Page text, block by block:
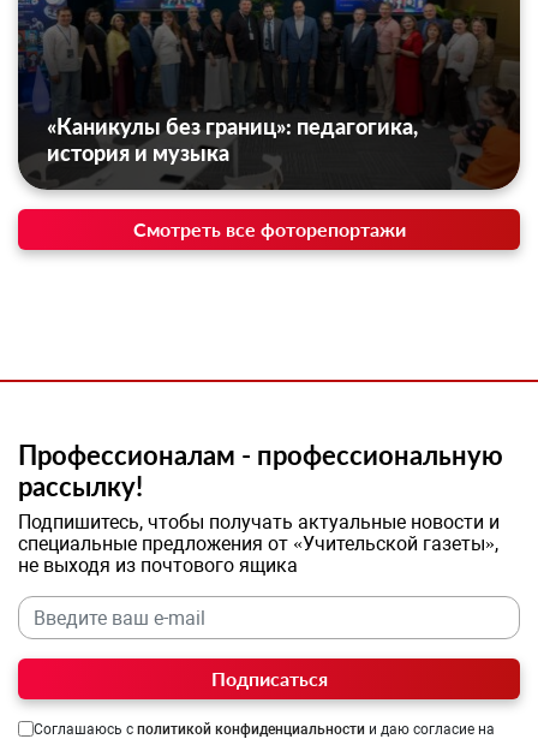
«Каникулы без границ»: педагогика,
история и музыка
Смотреть все фоторепортажи
Профессионалам - профессиональную
рассылку!
Подпишитесь, чтобы получать актуальные новости и
специальные предложения от «Учительской газеты»,
не выходя из почтового ящика
Подписаться
Соглашаюсь с политикой конфиденциальности и даю согласие на